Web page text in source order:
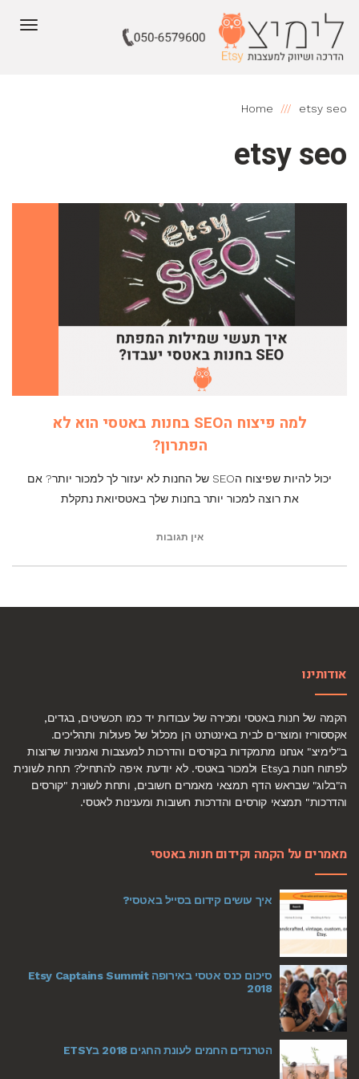
Home etsy seo
etsy seo
למה פיצוח הSEO בחנות באטסי הוא לא
הפתרון?
יכול להיות שפיצוח הSEO של החנות לא יעזור לך למכור יותר? אם
את רוצה למכור יותר בחנות שלך באטסיואת נתקלת
אין תגובות
אודותינו
הקמה של חנות באטסי ומכירה של עבודות יד כמו תכשיטים, בגדים,
אקססוריז ומוצרים לבית באינטרנט הן מכלול של פעולות ותהליכים.
ב"לימיצ" אנחנו מתמקדות בקורסים והדרכות למעצבות ואמניות שרוצות
לפתוח חנות בEtsy ולמכור באטסי. לא יודעת איפה להתחיל? תחת לשונית
ה"בלוג" שבראש הדף תמצאי מאמרים חשובים, ותחת לשונית "קורסים
והדרכות" תמצאי קורסים והדרכות חשובות ומענינות לאטסי.
מאמרים על הקמה וקידום חנות באטסי
איך עושים קידום בסייל באטסי?
סיכום כנס אטסי באירופה Etsy Captains Summit
2018
הטרנדים החמים לעונת החגים 2018 בETSY